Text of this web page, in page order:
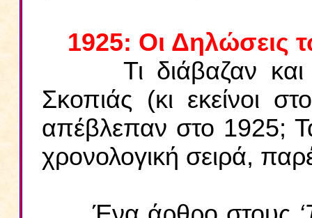
1925: Οι Δηλώσεις
Τι διάβαζαν
Σκοπιάς (κι εκείνοι
απέβλεπαν στο 1925;
χρονολογική σειρά,